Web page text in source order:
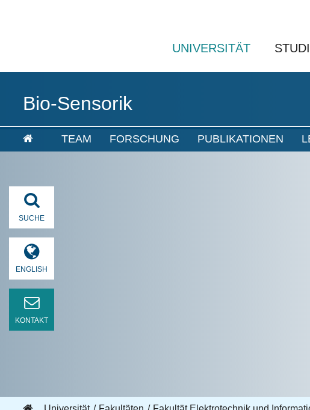
UNIVERSITÄT
Bio-Sensorik
TEAM FORSCHUNG PUBLIKATIONEN
SUCHE
ENGLISH
KONTAKT